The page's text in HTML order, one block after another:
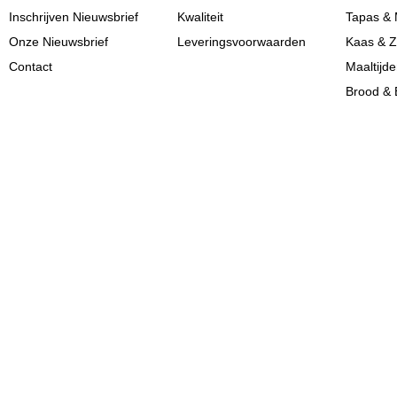
Inschrijven Nieuwsbrief
Onze Nieuwsbrief
Contact
Kwaliteit
Leveringsvoorwaarden
Tapas &
Kaas &
Brood &